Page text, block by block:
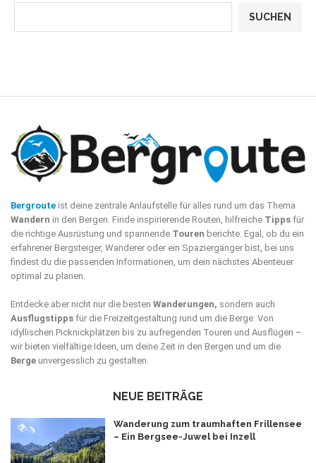
SUCHEN
Bergroute ist deine zentrale Anlaufstelle für alles rund um das Thema
Wandern in den Bergen. Finde inspirierende Routen, hilfreiche Tipps für
die richtige Ausrüstung und spannende Touren berichte. Egal, ob du ein
erfahrener Bergsteiger, Wanderer oder ein Spaziergänger bist, bei uns
findest du die passenden Informationen, um dein nächstes Abenteuer
optimal zu planen.
Entdecke aber nicht nur die besten Wanderungen, sondern auch
Ausflugstipps für die Freizeitgestaltung rund um die Berge. Von
idyllischen Picknickplätzen bis zu aufregenden Touren und Ausflügen –
wir bieten vielfältige Ideen, um deine Zeit in den Bergen und um die
Berge unvergesslich zu gestalten.
NEUE BEITRÄGE
Wanderung zum traumhaften Frillensee
– Ein Bergsee-Juwel bei Inzell